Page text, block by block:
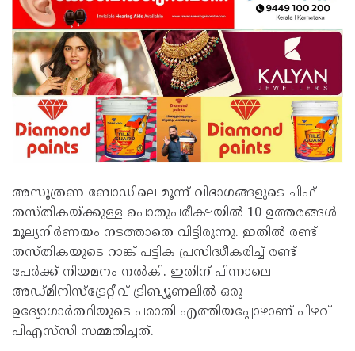
അസൂത്രണ ബോഡിലെ മൂന്ന് വിഭാഗങ്ങളുടെ ചിഫ്
തസ്തികയ്ക്കുള്ള പൊതുപരീക്ഷയില്‍ 10 ഉത്തരങ്ങള്‍
മൂല്യനിര്‍ണയം നടത്താതെ വിട്ടിരുന്നു. ഇതില്‍ രണ്ട്
തസ്തികയുടെ റാങ്ക് പട്ടിക പ്രസിദ്ധീകരിച്ച് രണ്ട്
പേര്‍ക്ക് നിയമനം നല്‍കി. ഇതിന് പിന്നാലെ
അഡ്മിനിസ്‌ട്രേറ്റീവ് ട്രിബ്യൂണലില്‍ ഒരു
ഉദ്യോഗാര്‍ത്ഥിയുടെ പരാതി എത്തിയപ്പോഴാണ് പിഴവ്
പിഎസ്‌സി സമ്മതിച്ചത്.